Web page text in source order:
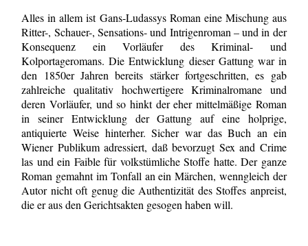
Alles in allem ist Gans-Ludassys Roman eine Mischung aus
Ritter-, Schauer-, Sensations- und Intrigenroman – und in der
Konsequenz ein Vorläufer des Kriminal- und
Kolportageromans. Die Entwicklung dieser Gattung war in
den 1850er Jahren bereits stärker fortgeschritten, es gab
zahlreiche qualitativ hochwertigere Kriminalromane und
deren Vorläufer, und so hinkt der eher mittelmäßige Roman
in seiner Entwicklung der Gattung auf eine holprige,
antiquierte Weise hinterher. Sicher war das Buch an ein
Wiener Publikum adressiert, daß bevorzugt Sex and Crime
las und ein Faible für volkstümliche Stoffe hatte. Der ganze
Roman gemahnt im Tonfall an ein Märchen, wenngleich der
Autor nicht oft genug die Authentizität des Stoffes anpreist,
die er aus den Gerichtsakten gesogen haben will.